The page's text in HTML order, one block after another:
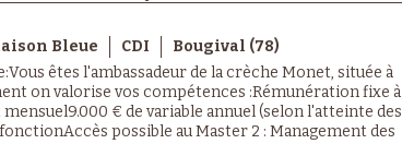
Bleue CDI
Bougival (78)
êtes l'ambassadeur de la crèche Monet, située à
on valorise vos compétences :Rémunération fixe à
€ de variable annuel (selon l'atteinte des
possible au Master 2 : Management des